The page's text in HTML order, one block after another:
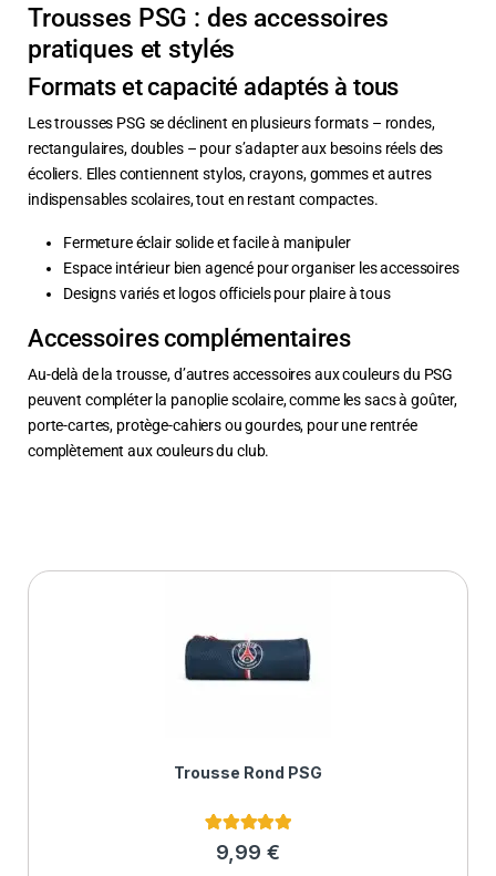
Trousses PSG : des accessoires
pratiques et stylés
Formats et capacité adaptés à tous
Les trousses PSG se déclinent en plusieurs formats – rondes,
rectangulaires, doubles – pour s’adapter aux besoins réels des
écoliers. Elles contiennent stylos, crayons, gommes et autres
indispensables scolaires, tout en restant compactes.
Fermeture éclair solide et facile à manipuler
Espace intérieur bien agencé pour organiser les accessoires
Designs variés et logos officiels pour plaire à tous
Accessoires complémentaires
Au-delà de la trousse, d’autres accessoires aux couleurs du PSG
peuvent compléter la panoplie scolaire, comme les sacs à goûter,
porte-cartes, protège-cahiers ou gourdes, pour une rentrée
complètement aux couleurs du club.
Trousse Rond PSG
Noté5.00
sur 5 basé
9,99 €